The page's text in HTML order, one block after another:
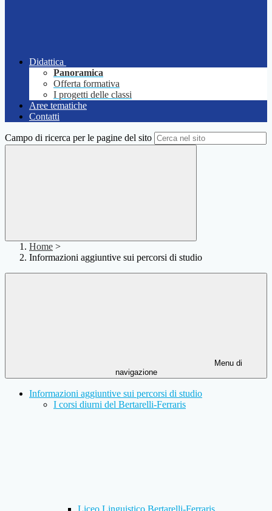
Didattica
Panoramica
Offerta formativa
I progetti delle classi
Aree tematiche
Contatti
Campo di ricerca per le pagine del sito
Home >
Informazioni aggiuntive sui percorsi di studio
Menu di
navigazione
Informazioni aggiuntive sui percorsi di studio
I corsi diurni del Bertarelli-Ferraris